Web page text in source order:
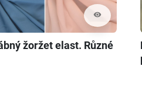
visibility
žoržet elast. Různé